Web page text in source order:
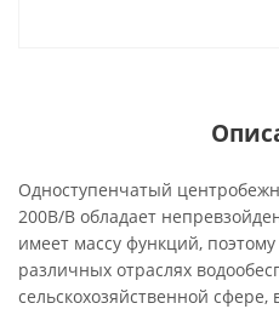
Одноступенчатый
200B/B обладает
имеет массу функций,
различных отраслях
сельскохозяйственной